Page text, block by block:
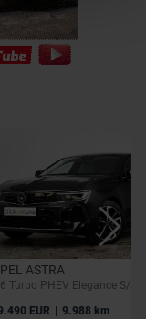
de
qui peuvent
que vous
lors de votre
ASTRA
Turbo PHEV Elegance S/S
EUR | 9.988 km